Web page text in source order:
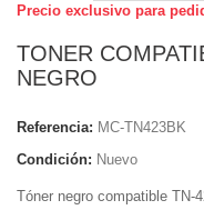
Precio exclusivo para
TONER
NEGRO
Referencia: MC-TN423BK
Condición: Nuevo
Tóner negro compatible TN-